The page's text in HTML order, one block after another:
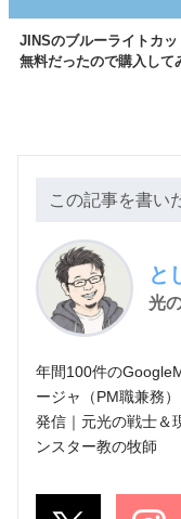
JINSのブルーライトカ
無料だったので購入して
この記事を書い
と
光
年間100件の
ージャ（PM職兼務
発信｜元光の戦士＆
ンスター教の牧師